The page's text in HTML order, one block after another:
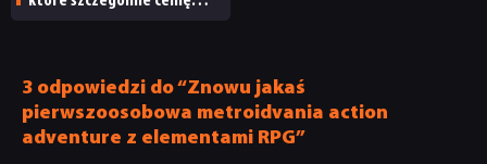
3 odpowiedzi do “Znowu jakaś
pierwszoosobowa metroidvania action
adventure z elementami RPG”